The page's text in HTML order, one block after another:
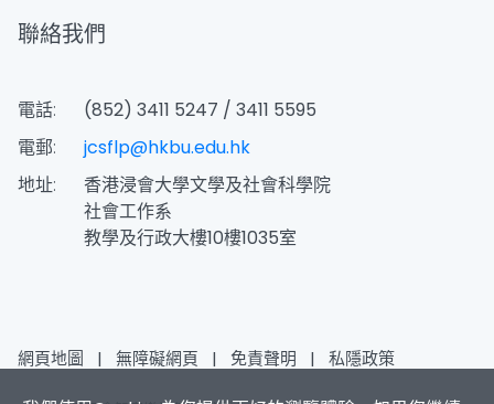
聯絡我們
電話:
(852) 3411 5247 / 3411 5595
電郵:
jcsflp@hkbu.edu.hk
地址:
香港浸會大學文學及社會科學院
社會工作系
教學及行政大樓10樓1035室
網頁地圖 | 無障礙網頁 | 免責聲明 | 私隱政策